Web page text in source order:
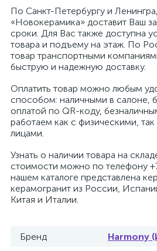
По Санкт-Петербургу и
«Новокерамика» доставит Ваш
сроки. Для Вас также доступна
товара и подъему на этаж. По
товар транспортными
быструю и надежную доставку.
Оплатить товар можно любым
способом: наличными в салоне,
оплатой по QR-коду,
работаем как с физическими,
лицами.
Узнать о наличии товара на
стоимости можно по телефону
нашем каталоге представлена
керамогранит из России,
Китая и Италии.
Бренд Harmony